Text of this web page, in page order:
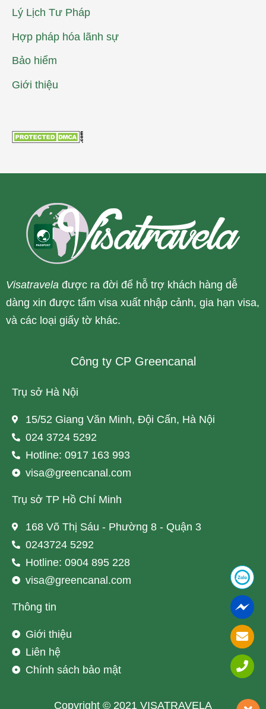
Lý Lịch Tư Pháp
Hợp pháp hóa lãnh sự
Bảo hiểm
Giới thiệu
Visatravela được ra đời để hỗ trợ khách hàng dễ
dàng xin được tấm visa xuất nhập cảnh, gia hạn visa,
và các loại giấy tờ khác.
Công ty CP Greencanal
Trụ sở Hà Nội
15/52 Giang Văn Minh, Đội Cấn, Hà Nội
024 3724 5292
Hotline: 0917 163 993
visa@greencanal.com
Trụ sở TP Hồ Chí Minh
168 Võ Thị Sáu - Phường 8 - Quận 3
0243724 5292
Hotline: 0904 895 228
visa@greencanal.com
Thông tin
Giới thiệu
Liên hệ
Chính sách bảo mật
Copyright © 2021 VISATRAVELA